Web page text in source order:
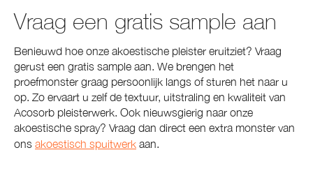
Vraag een gratis sample aan
Benieuwd hoe onze akoestische pleister eruitziet? Vraag
gerust een gratis sample aan. We brengen het
proefmonster graag persoonlijk langs of sturen het naar u
op. Zo ervaart u zelf de textuur, uitstraling en kwaliteit van
Acosorb pleisterwerk. Ook nieuwsgierig naar onze
akoestische spray? Vraag dan direct een extra monster van
ons akoestisch spuitwerk aan.